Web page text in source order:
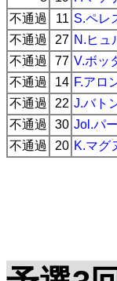
不通過
11 S.ペレ
不通過
27 N.ヒュ
不通過
77 V.ボッ
不通過
14 F.アロ
不通過
22 J.バト
不通過
30 Jol.パ
不通過
20 K.マグ